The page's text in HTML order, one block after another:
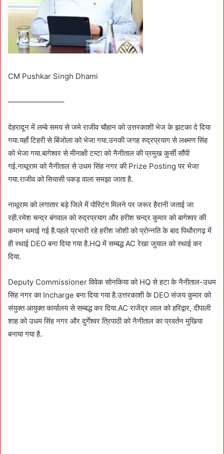
CM Pushkar Singh Dhami
———————–
देहरादून में लम्बे समय से जमे राजीव चौहान को उत्तरकाशी भेज के झटका दे दिया
गया.यहाँ टिहरी से बिंजोला को भेजा गया.उनकी जगह रुद्रप्रयाग से लक्ष्मण सिंह
को भेजा गया.बागेश्वर से मीनाक्षी टम्टा को नैनीताल की प्रमुख कुर्सी सौंपी
गई.नाथूराम को नैनीताल से उधम सिंह नगर की Prize Posting पर भेजा
गया.राजीव को सियासी पकड़ वाला समझा जाता है.
नाथूराम को लगातार बड़े जिले में पोस्टिंग मिलने पर जरूर हैरानी जताई जा
रही.रमेश चन्द्र बंगवाल को रुद्रप्रयाग और हरीश चन्द्र कुमार को बागेश्वर की
कमान थमाई गई है.पहले प्रभारी रहे हरीश जोशी को प्रोन्नति के बाद पिथौरागढ़ में
ही स्थाई DEO बना दिया गया है.HQ में सम्बद्ध AC रेखा जुयाल को स्थाई कर
दिया.
Deputy Commissioner विवेक सोनकिया को HQ से हटा के नैनीताल-उधम
सिंह नगर का Incharge बना दिया गया है.उत्तरकाशी के DEO संजय कुमार को
संयुक्त आयुक्त कार्यालय से सम्बद्ध कर दिया.AC राजेंद्र लाल को हरिद्वार, दीपाली
शाह को उधम सिंह नगर और दुर्गेश्वर त्रिपाठी को नैनीताल का प्रवर्तन मुखिया
बनाया गया है.